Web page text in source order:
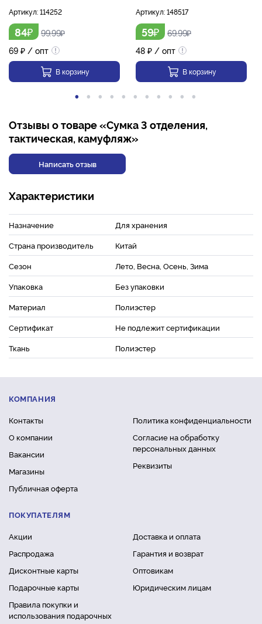
Артикул:114252
84₽ 99.99₽
69 ₽ / опт
В корзину
Артикул:148517
59₽ 69.99₽
48 ₽ / опт
В корзину
Отзывы о товаре «Сумка 3 отделения,
тактическая, камуфляж»
Написать отзыв
Характеристики
Назначение
Для хранения
Страна производитель
Китай
Сезон
Лето, Весна, Осень, Зима
Упаковка
Без упаковки
Материал
Полиэстер
Сертификат
Не подлежит сертификации
Ткань
Полиэстер
КОМПАНИЯ
Контакты
О компании
Вакансии
Магазины
Публичная оферта
Политика конфиденциальности
Согласие на обработку
персональных данных
Реквизиты
ПОКУПАТЕЛЯМ
Акции
Распродажа
Дисконтные карты
Подарочные карты
Правила покупки и
использования подарочных
Доставка и оплата
Гарантия и возврат
Оптовикам
Юридическим лицам